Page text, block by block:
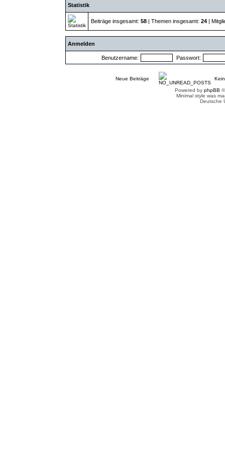
Statistik
Beiträge insgesamt: 58 | Themen insgesamt: 24 |
Anmelden
Benutzername: Passwort:
Neue Beiträge
Powered by phpBB
Minimal style was
Deutsche